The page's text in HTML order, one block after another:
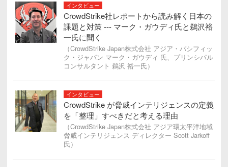
インタビュー
CrowdStrike社レポートから読み解く日本の
課題と対策 --- マーク・ガウディ氏と鵜沢裕
一氏に聞く
（CrowdStrike Japan株式会社 アジア・パシフィッ
ク・ジャパン マーク・ガウディ 氏、プリンシパル
コンサルタント 鵜沢 裕一氏）
インタビュー
CrowdStrike が脅威インテリジェンスの定義
を「整理」すべきだと考える理由
（CrowdStrike Japan株式会社 アジア環太平洋地域
脅威インテリジェンス ディレクター Scott Jarkoff
氏）